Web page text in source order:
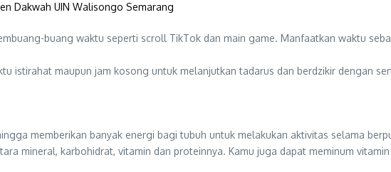
Dakwah UIN Walisongo Semarang
buang waktu seperti scroll TikTok dan main game. Manfaatkan waktu
istirahat maupun jam kosong untuk melanjutkan tadarus dan berdzikir dengan
memberikan banyak energi bagi tubuh untuk melakukan aktivitas selama
mineral, karbohidrat, vitamin dan proteinnya. Kamu juga dapat meminum